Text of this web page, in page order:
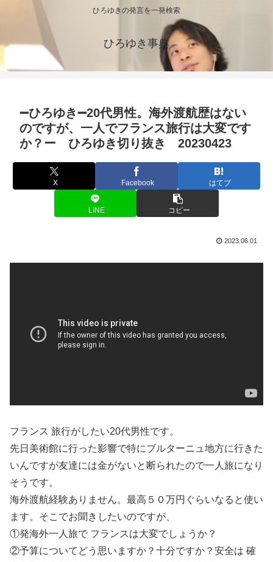
ひろゆきの発言を一発検索
ひろゆき事典
➖ひろゆき➖20代男性。海外渡航歴はない
のですが、一人でフランス旅行は大変です
か？ー ひろゆき切り抜き 20230423
X Facebook はてブ
LINE コピー
2023.06.01
フランス 旅行がしたい20代男性です。
先日美術館に行った影響で特にブルターニュ地方に行きた
いんですが友達には金がないと断られたので一人旅になり
そうです。
海外渡航経験ありません。最高５０万円ぐらいなると使い
ます。そこでお聞きしたいのですが、
①発海外一人旅で フランスは大変でしょうか？
②予算についてどう思いますか？十分ですか？安全は 確